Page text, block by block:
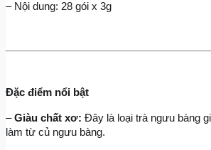
– Nội dung: 28 gói x 3g
Đặc điểm nổi bật
– Giàu chất xơ: Đây là loại trà ngưu bàng
làm từ củ ngưu bàng.